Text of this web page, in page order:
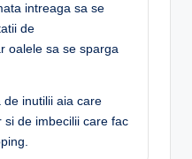
intreaga sa se
de
oalele sa se sparga
de inutilii aia care
si de imbecilii care fac